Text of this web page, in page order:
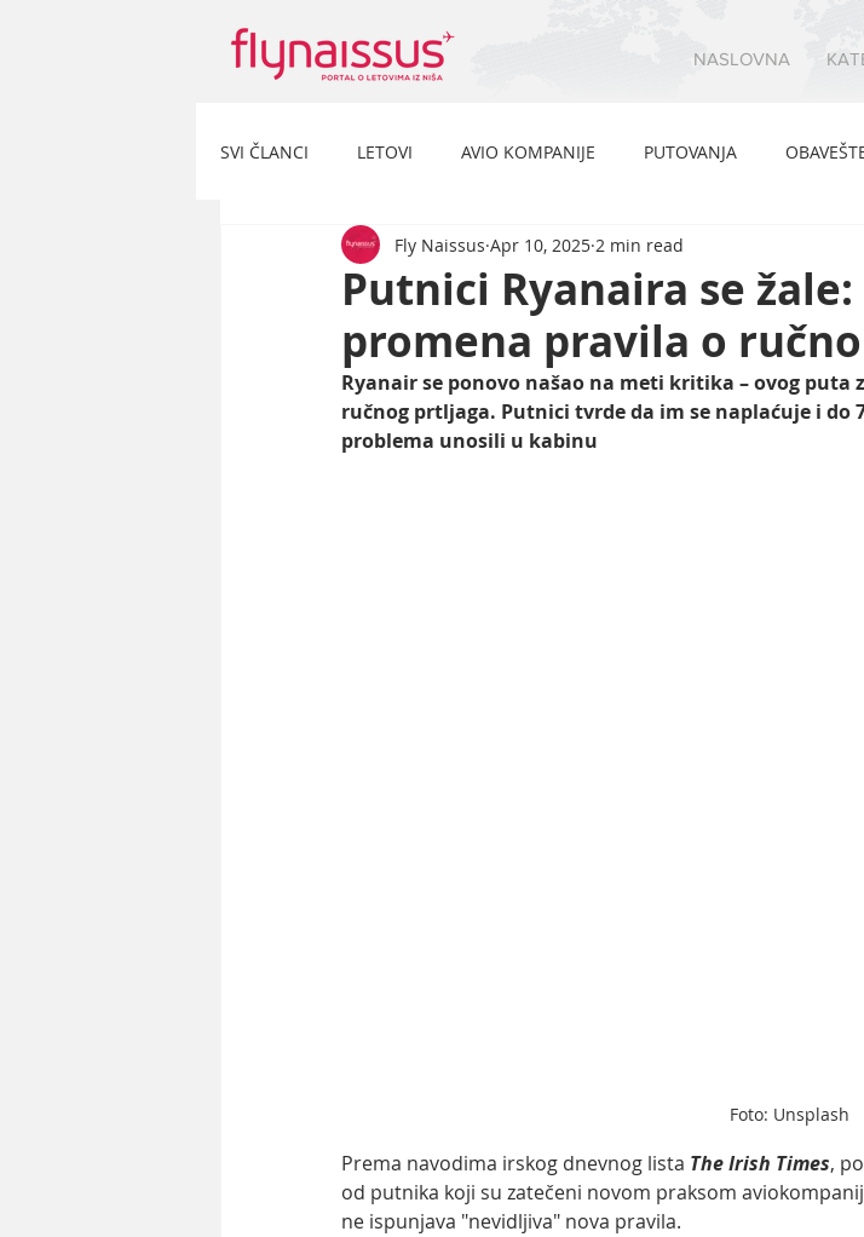
NASLOVNA
SVI ČLANCI LETOVI AVIO KOMPANIJE PUTOVANJA
Putnici Ryanaira se
promena pravila o
Fly Naissus Apr 10, 2025 2 min read
Ryanair se ponovo našao na meti kritika – ovog
ručnog prtljaga. Putnici tvrde da im se naplaćuje i do
problema unosili u kabinu
Foto: Unsplash
Prema navodima irskog dnevnog lista The Irish Times,
od putnika koji su zatečeni novom praksom
ne ispunjava "nevidljiva" nova pravila.